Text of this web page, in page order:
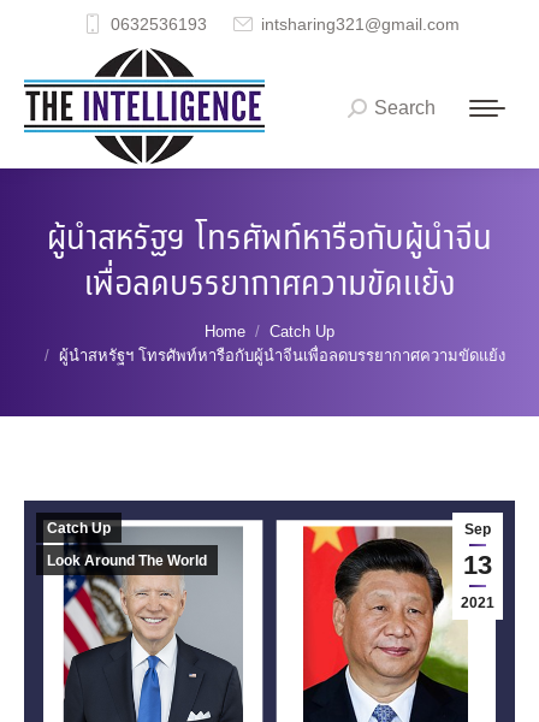
0632536193 intsharing321@gmail.com
Search:
Search
ผู้นำสหรัฐฯ โทรศัพท์หารือกับผู้นำจีน
เพื่อลดบรรยากาศความขัดแย้ง
Home
Catch Up
ผู้นำสหรัฐฯ โทรศัพท์หารือกับผู้นำจีนเพื่อลดบรรยากาศความขัดแย้ง
Sep
13
2021
Catch Up
Look Around The World